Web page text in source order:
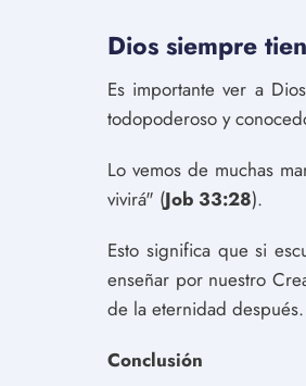
Dios siempre
Es importante ver a
todopoderoso y
Lo vemos de muchas
vivirá" (Job 33:28).
Esto significa que si
enseñar por nuestro
de la eternidad después.
Conclusión